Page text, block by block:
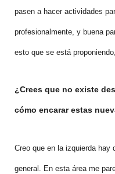
pasen a hacer actividades
profesionalmente, y buena
esto que se está
¿Crees que no existe
cómo encarar estas
Creo que en la izquierda
general. En esta área me